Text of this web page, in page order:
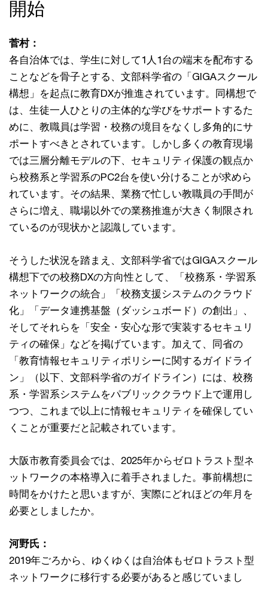
開始
菅村：
各自治体では、学生に対して1人1台の端末を配布する
ことなどを骨子とする、文部科学省の「GIGAスクール
構想」を起点に教育DXが推進されています。同構想で
は、生徒一人ひとりの主体的な学びをサポートするた
めに、教職員は学習・校務の境目をなくし多角的にサ
ポートすべきとされています。しかし多くの教育現場
では三層分離モデルの下、セキュリティ保護の観点か
ら校務系と学習系のPC2台を使い分けることが求めら
れています。その結果、業務で忙しい教職員の手間が
さらに増え、職場以外での業務推進が大きく制限され
ているのが現状かと認識しています。
そうした状況を踏まえ、文部科学省ではGIGAスクール
構想下での校務DXの方向性として、「校務系・学習系
ネットワークの統合」「校務支援システムのクラウド
化」「データ連携基盤（ダッシュボード）の創出」、
そしてそれらを「安全・安心な形で実装するセキュリ
ティの確保」などを掲げています。加えて、同省の
「教育情報セキュリティポリシーに関するガイドライ
ン」（以下、文部科学省のガイドライン）には、校務
系・学習系システムをパブリッククラウド上で運用し
つつ、これまで以上に情報セキュリティを確保してい
くことが重要だと記載されています。
大阪市教育委員会では、2025年からゼロトラスト型ネ
ットワークの本格導入に着手されました。事前構想に
時間をかけたと思いますが、実際にどれほどの年月を
必要としましたか。
河野氏：
2019年ごろから、ゆくゆくは自治体もゼロトラスト型
ネットワークに移行する必要があると感じていまし